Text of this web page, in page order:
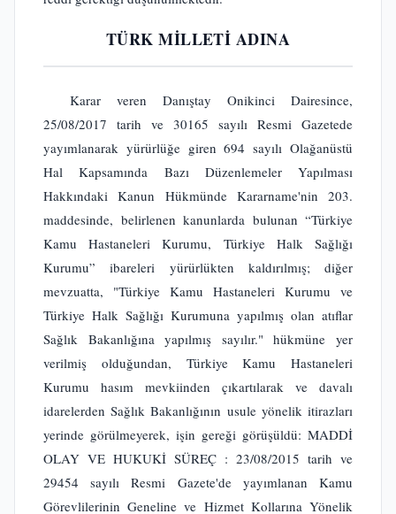
TÜRK MİLLETİ ADINA
Karar veren Danıştay Onikinci Dairesince,
25/08/2017 tarih ve 30165 sayılı Resmi Gazetede
yayımlanarak yürürlüğe giren 694 sayılı Olağanüstü
Hal Kapsamında Bazı Düzenlemeler Yapılması
Hakkındaki Kanun Hükmünde Kararname'nin 203.
maddesinde, belirlenen kanunlarda bulunan “Türkiye
Kamu Hastaneleri Kurumu, Türkiye Halk Sağlığı
Kurumu” ibareleri yürürlükten kaldırılmış; diğer
mevzuatta, "Türkiye Kamu Hastaneleri Kurumu ve
Türkiye Halk Sağlığı Kurumuna yapılmış olan atıflar
Sağlık Bakanlığına yapılmış sayılır." hükmüne yer
verilmiş olduğundan, Türkiye Kamu Hastaneleri
Kurumu hasım mevkiinden çıkartılarak ve davalı
idarelerden Sağlık Bakanlığının usule yönelik itirazları
yerinde görülmeyerek, işin gereği görüşüldü: MADDİ
OLAY VE HUKUKİ SÜREÇ : 23/08/2015 tarih ve
29454 sayılı Resmi Gazete'de yayımlanan Kamu
Görevlilerinin Geneline ve Hizmet Kollarına Yönelik